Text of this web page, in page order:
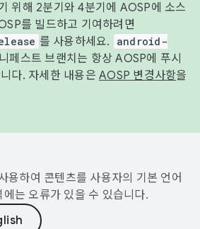
위해 2분기와 4분기에 AOSP에 소스
를 빌드하고 기여하려면
를 사용하세요.
android-
페스트 브랜치는 항상 AOSP에 푸시
다. 자세한 내용은 AOSP 변경사항을
하여 콘텐츠를 사용자의 기본 언어
는 오류가 있을 수 있습니다.